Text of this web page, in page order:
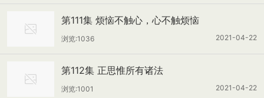
第111集 烦恼不触心，心不触烦恼
2021-04-22
浏览:1036
第112集 正思惟所有诸法
2021-04-22
浏览:1001